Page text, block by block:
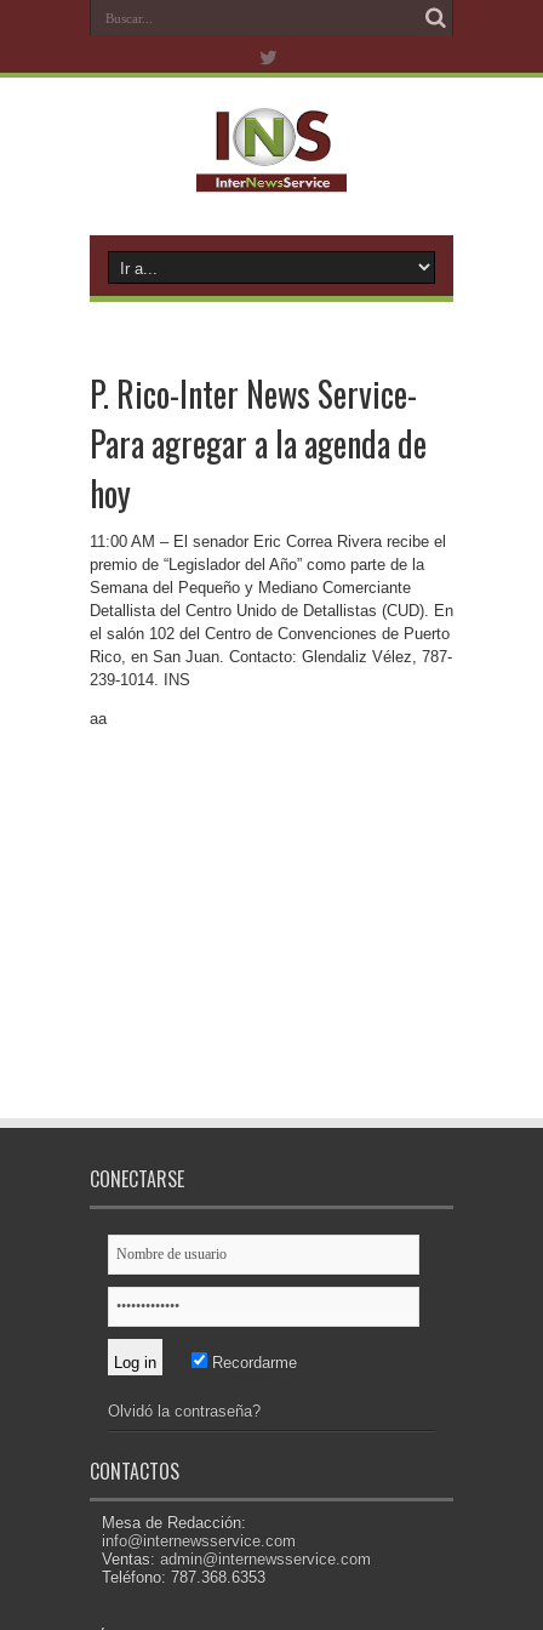
P. Rico-Inter News Service-
Para agregar a la agenda de
hoy
11:00 AM – El senador Eric Correa Rivera recibe el
premio de “Legislador del Año” como parte de la
Semana del Pequeño y Mediano Comerciante
Detallista del Centro Unido de Detallistas (CUD). En
el salón 102 del Centro de Convenciones de Puerto
Rico, en San Juan. Contacto: Glendaliz Vélez, 787-
239-1014. INS
aa
CONECTARSE
Recordarme
Olvidó la contraseña?
CONTACTOS
Mesa de Redacción:
info@internewsservice.com
Ventas: admin@internewsservice.com
Teléfono: 787.368.6353